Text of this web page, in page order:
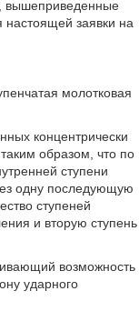
вышеприведенные
настоящей заявки на
молотковая
концентрически
образом, что по
ступени
одну последующую
ступеней
и вторую ступень
возможность
ударного